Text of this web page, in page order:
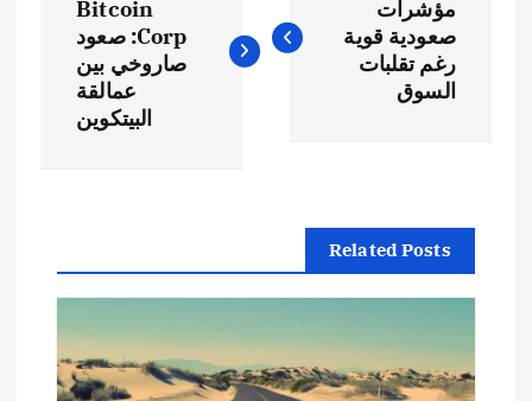
ص
م
ق
مؤشرات
صعودية قوية
رغم تقلبات
السوق
Bitcoin
Corp: صعود
صاروخي بين
عمالقة
البيتكوين
Related Posts